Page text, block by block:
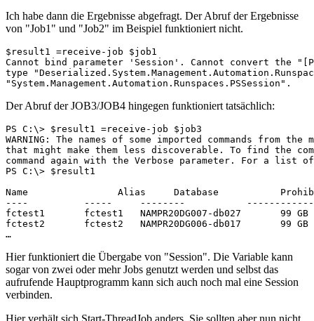
Ich habe dann die Ergebnisse abgefragt. Der Abruf der Ergebnisse
von "Job1" und "Job2" im Beispiel funktioniert nicht.
$result1 =receive-job $job1
Cannot bind parameter 'Session'. Cannot convert the
type
"System.Management.Automation.Runspaces.PSSession".
Der Abruf der JOB3/JOB4 hingegen funktioniert tatsächlich:
PS C:\> $result1 =receive-job $job3
WARNING: The names of some imported commands from
that might make them less discoverable. To find the
command again with the Verbose parameter. For a list
PS C:\> $result1
Name                Alias     Database
----          -----     --------
fctest1       fctest1   NAMPR20DG007-db027       99 GB
fctest2       fctest2   NAMPR20DG006-db017       99 GB
…
Hier funktioniert die Übergabe von "Session". Die Variable kann
sogar von zwei oder mehr Jobs genutzt werden und selbst das
aufrufende Hauptprogramm kann sich auch noch mal eine Session
verbinden.